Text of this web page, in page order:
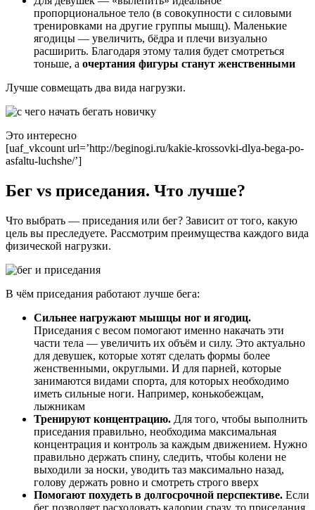
пропорциональное тело (в совокупности с силовыми
тренировками на другие группы мышц). Маленькие
ягодицы — увеличить, бёдра и плечи визуально
расширить. Благодаря этому талия будет смотреться
тоньше, а очертания фигуры станут женственными
Лучше совмещать два вида нагрузки.
Это интересно
[uaf_vkcount url=’http://beginogi.ru/kakie-krossovki-dlya-bega-po-
asfaltu-luchshe/’]
Бег vs приседания. Что лучше?
Что выбрать — приседания или бег? Зависит от того, какую
цель вы преследуете. Рассмотрим преимущества каждого вида
физической нагрузки.
В чём приседания работают лучше бега:
Сильнее нагружают мышцы ног и ягодиц.
Приседания с весом помогают именно накачать эти
части тела — увеличить их объём и силу. Это актуально
для девушек, которые хотят сделать формы более
женственными, округлыми. И для парней, которые
занимаются видами спорта, для которых необходимо
иметь сильные ноги. Например, конькобежцам,
лыжникам
Тренируют концентрацию. Для того, чтобы выполнить
приседания правильно, необходима максимальная
концентрация и контроль за каждым движением. Нужно
правильно держать спину, следить, чтобы колени не
выходили за носки, уводить таз максимально назад,
голову держать ровно и смотреть строго вверх
Помогают похудеть в долгосрочной перспективе. Если
бег позволяет расходовать калории сразу, то приседания